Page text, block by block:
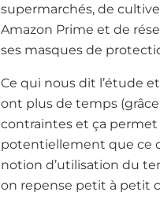
supermarchés, de
Amazon Prime et de
ses masques de
Ce qui nous dit l’étude
ont plus de temps
contraintes et ça permet
potentiellement que ce
notion d’utilisation du
on repense petit à petit